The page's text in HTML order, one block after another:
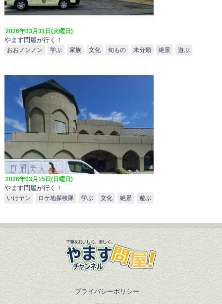
2026年03月31日(火曜日)
やます問屋が行く！
おおノンノン 学ぶ 家族 文化 旬もの 未分類 絶景 遊ぶ
2026年03月15日(日曜日)
やます問屋が行く！
いけヤン ロケ地探検隊 学ぶ 文化 絶景 遊ぶ
プライバシーポリシー